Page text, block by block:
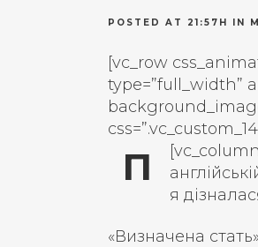
POSTED AT 21:57H IN
[vc_row
type=”full_width”
П
я
«Визначена